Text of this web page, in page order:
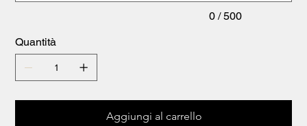
0 / 500
Quantità
Aggiungi al carrello